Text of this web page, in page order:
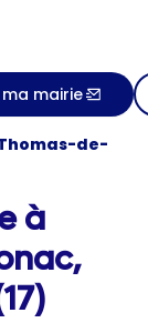
mairie
de-
à